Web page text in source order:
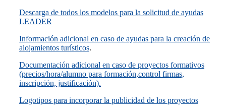
Descarga de todos los modelos para la solicitud de ayudas
LEADER
Información adicional en caso de ayudas para la creación de
alojamientos turísticos.
Documentación adicional en caso de proyectos formativos
(precios/hora/alumno para formación,control firmas,
inscripción, justificación).
Logotipos para incorporar la publicidad de los proyectos